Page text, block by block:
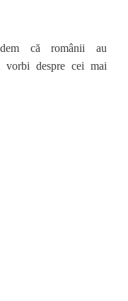
că românii au
vorbi despre cei mai